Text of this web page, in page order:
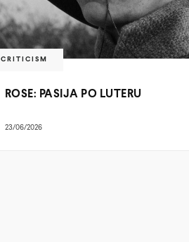
CRITICISM
ROSE: PASIJA PO LUTERU
23/06/2026